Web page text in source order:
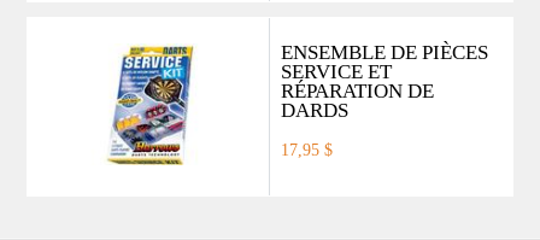
ENSEMBLE DE PIÈCES
SERVICE ET
RÉPARATION DE
DARDS
17,95 $